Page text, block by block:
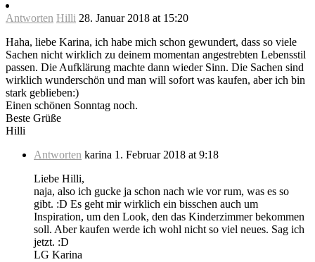
Antworten Hilli 28. Januar 2018 at 15:20
Haha, liebe Karina, ich habe mich schon gewundert, dass so viele
Sachen nicht wirklich zu deinem momentan angestrebten Lebensstil
passen. Die Aufklärung machte dann wieder Sinn. Die Sachen sind
wirklich wunderschön und man will sofort was kaufen, aber ich bin
stark geblieben:)
Einen schönen Sonntag noch.
Beste Grüße
Hilli
Antworten karina 1. Februar 2018 at 9:18
Liebe Hilli,
naja, also ich gucke ja schon nach wie vor rum, was es so
gibt. :D Es geht mir wirklich ein bisschen auch um
Inspiration, um den Look, den das Kinderzimmer bekommen
soll. Aber kaufen werde ich wohl nicht so viel neues. Sag ich
jetzt. :D
LG Karina